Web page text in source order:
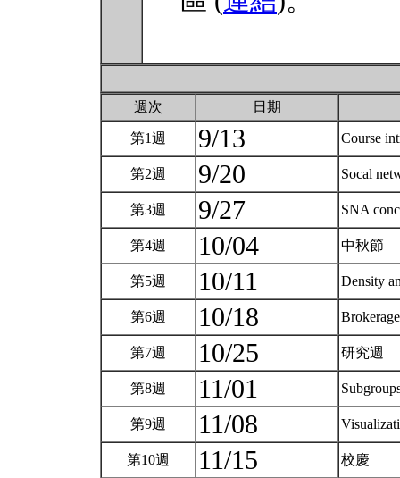
週次 日期
第1週 9/13 Course
第2週 9/20 Socal
第3週 9/27 SNA
第4週 10/04 中秋節
第5週 10/11 Density
第6週 10/18
第7週 10/25 研究週
第8週 11/01
第9週 11/08
第10週 11/15 校慶